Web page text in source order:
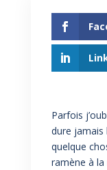
Parfois
dure jamais
quelque
ramène à